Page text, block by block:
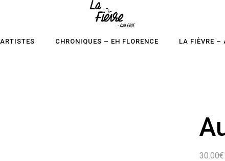
ARTISTES CHRONIQUES – EH FLORENCE LA FIÈVRE –
30.00€